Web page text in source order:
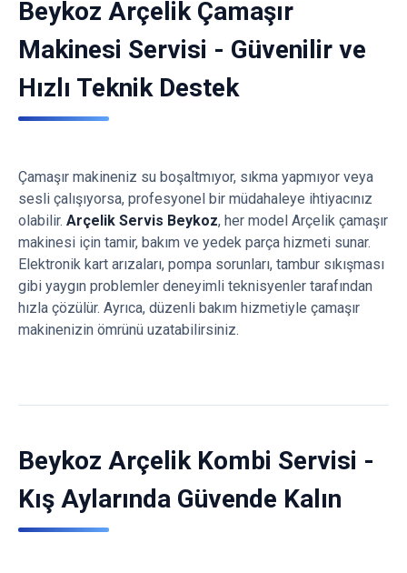
Beykoz Arçelik Çamaşır
Makinesi Servisi - Güvenilir ve
Hızlı Teknik Destek
Çamaşır makineniz su boşaltmıyor, sıkma yapmıyor veya
sesli çalışıyorsa, profesyonel bir müdahaleye ihtiyacınız
olabilir. Arçelik Servis Beykoz, her model Arçelik çamaşır
makinesi için tamir, bakım ve yedek parça hizmeti sunar.
Elektronik kart arızaları, pompa sorunları, tambur sıkışması
gibi yaygın problemler deneyimli teknisyenler tarafından
hızla çözülür. Ayrıca, düzenli bakım hizmetiyle çamaşır
makinenizin ömrünü uzatabilirsiniz.
Beykoz Arçelik Kombi Servisi -
Kış Aylarında Güvende Kalın